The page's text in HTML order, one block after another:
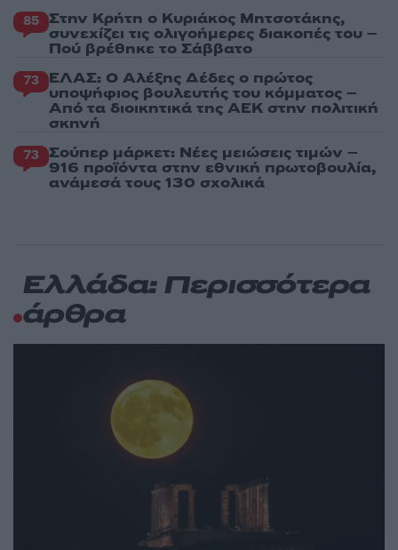
85 Στην Κρήτη ο Κυριάκος Μητσοτάκης,
συνεχίζει τις ολιγοήμερες διακοπές του –
Πού βρέθηκε το Σάββατο
73 ΕΛΑΣ: Ο Αλέξης Δέδες ο πρώτος
υποψήφιος βουλευτής του κόμματος –
Από τα διοικητικά της ΑΕΚ στην πολιτική
σκηνή
73 Σούπερ μάρκετ: Νέες μειώσεις τιμών –
916 προϊόντα στην εθνική πρωτοβουλία,
ανάμεσά τους 130 σχολικά
Ελλάδα: Περισσότερα
άρθρα